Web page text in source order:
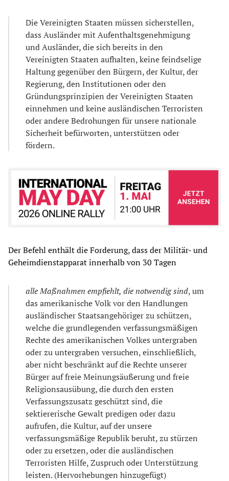
Die Vereinigten Staaten müssen sicherstellen,
dass Ausländer mit Aufenthaltsgenehmigung
und Ausländer, die sich bereits in den
Vereinigten Staaten aufhalten, keine feindselige
Haltung gegenüber den Bürgern, der Kultur, der
Regierung, den Institutionen oder den
Gründungsprinzipien der Vereinigten Staaten
einnehmen und keine ausländischen Terroristen
oder andere Bedrohungen für unsere nationale
Sicherheit befürworten, unterstützen oder
fördern.
Der Befehl enthält die Forderung, dass der Militär- und
Geheimdienstapparat innerhalb von 30 Tagen
alle Maßnahmen empfiehlt, die notwendig sind, um
das amerikanische Volk vor den Handlungen
ausländischer Staatsangehöriger zu schützen,
welche die grundlegenden verfassungsmäßigen
Rechte des amerikanischen Volkes untergraben
oder zu untergraben versuchen, einschließlich,
aber nicht beschränkt auf die Rechte unserer
Bürger auf freie Meinungsäußerung und freie
Religionsausübung, die durch den ersten
Verfassungszusatz geschützt sind, die
sektiererische Gewalt predigen oder dazu
aufrufen, die Kultur, auf der unsere
verfassungsmäßige Republik beruht, zu stürzen
oder zu ersetzen, oder die ausländischen
Terroristen Hilfe, Zuspruch oder Unterstützung
leisten. (Hervorhebungen hinzugefügt)